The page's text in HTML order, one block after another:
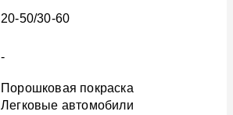
20-50/30-60
-
Порошковая покраска
Легковые автомобили